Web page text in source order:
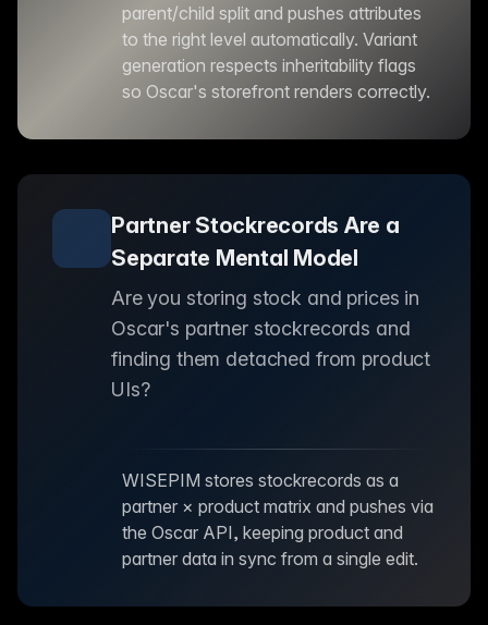
parent/child split and pushes attributes
to the right level automatically. Variant
generation respects inheritability flags
so Oscar's storefront renders correctly.
Partner Stockrecords Are a
Separate Mental Model
Are you storing stock and prices in
Oscar's partner stockrecords and
finding them detached from product
UIs?
WISEPIM stores stockrecords as a
partner × product matrix and pushes via
the Oscar API, keeping product and
partner data in sync from a single edit.